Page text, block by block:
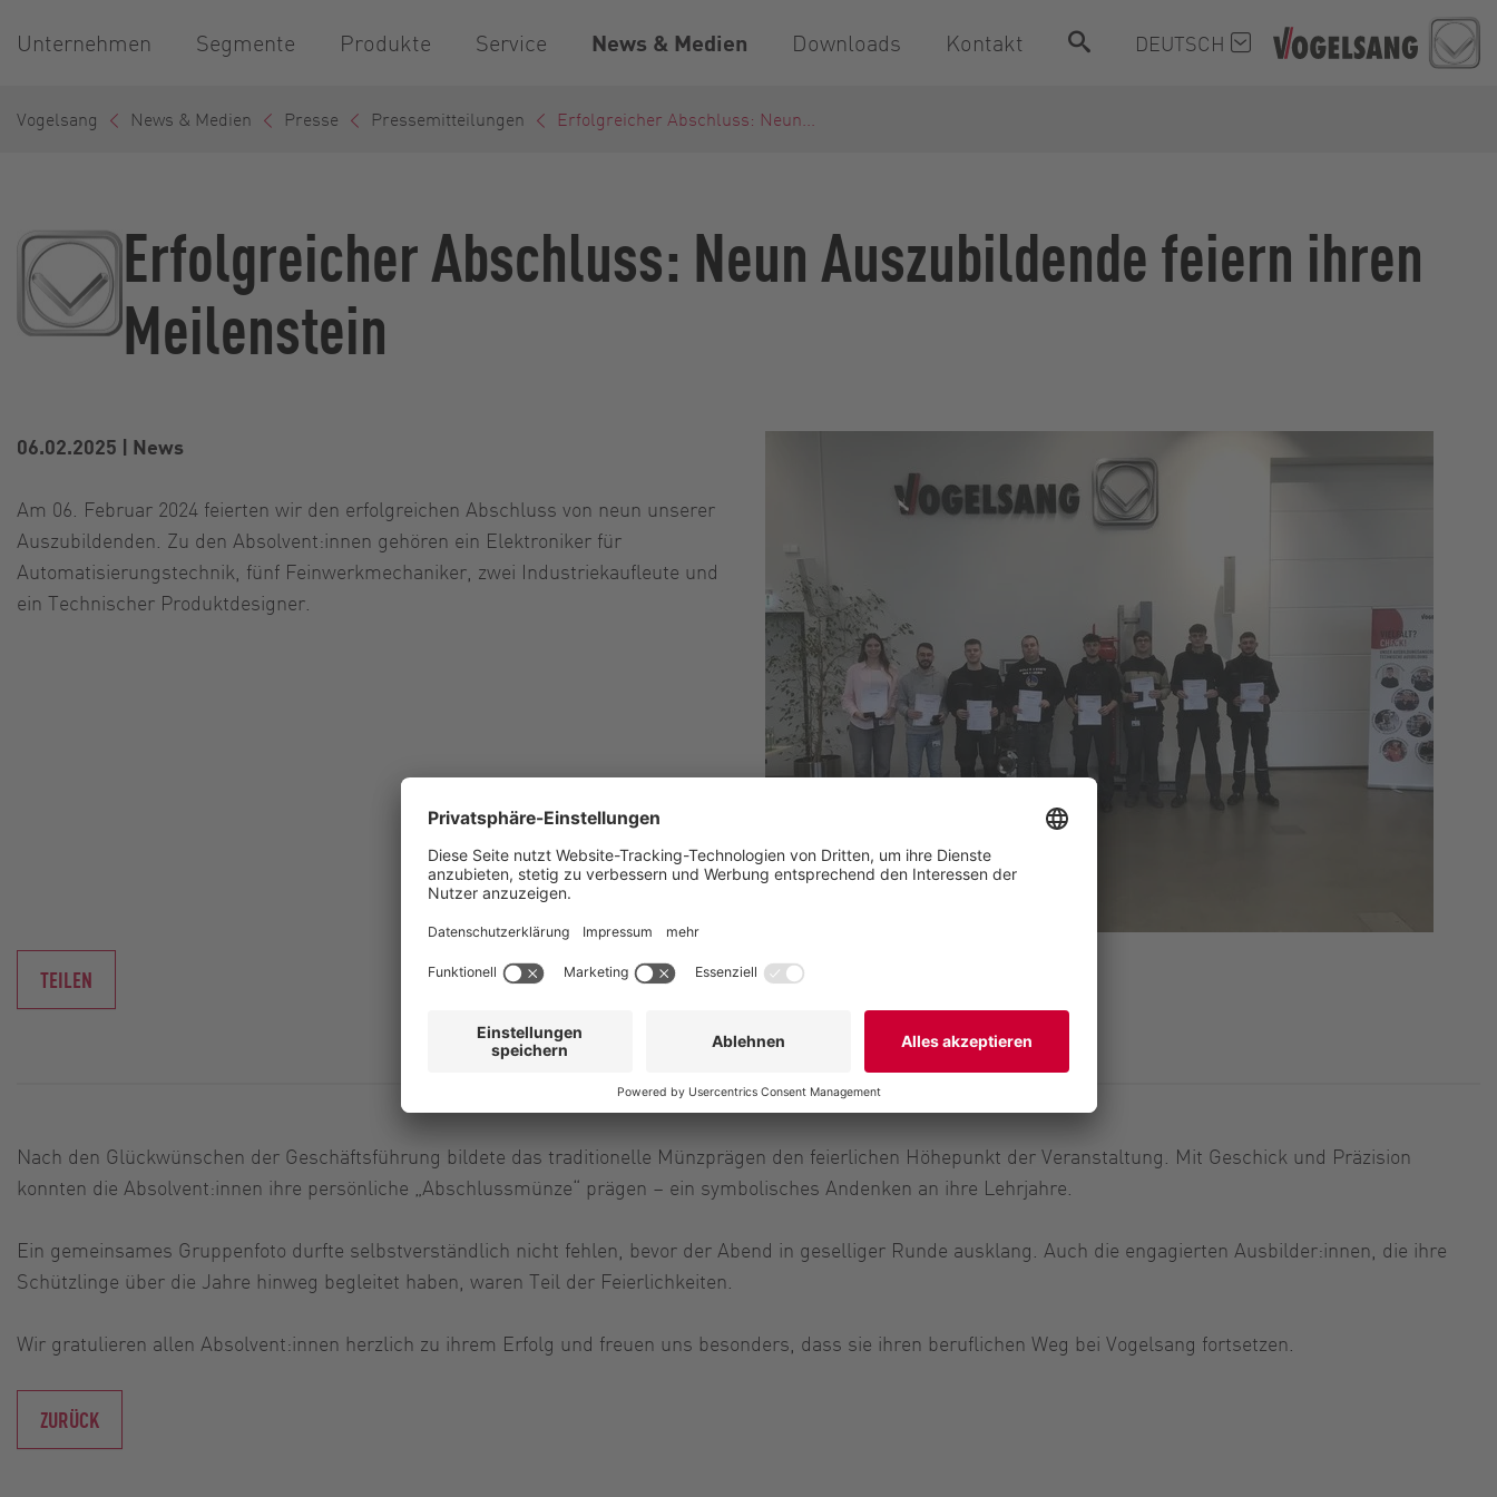
Unternehmen Segmente Produkte Service News & Medien Downloads Kontakt DEUTSCH
Vogelsang News & Medien Presse Pressemitteilungen Erfolgreicher Abschluss: Neun...
Erfolgreicher Abschluss: Neun Auszubildende feiern ihren
Meilenstein
06.02.2025 | News
Am 06. Februar 2024 feierten wir den erfolgreichen Abschluss von neun unserer
Auszubildenden. Zu den Absolvent:innen gehören ein Elektroniker für
Automatisierungstechnik, fünf Feinwerkmechaniker, zwei Industriekaufleute und
ein Technischer Produktdesigner.
TEILEN
Nach den Glückwünschen der Geschäftsführung bildete das traditionelle Münzprägen den feierlichen Höhepunkt der Veranstaltung. Mit Geschick und Präzision
konnten die Absolvent:innen ihre persönliche „Abschlussmünze“ prägen – ein symbolisches Andenken an ihre Lehrjahre.
Ein gemeinsames Gruppenfoto durfte selbstverständlich nicht fehlen, bevor der Abend in geselliger Runde ausklang. Auch die engagierten Ausbilder:innen, die ihre
Schützlinge über die Jahre hinweg begleitet haben, waren Teil der Feierlichkeiten.
Wir gratulieren allen Absolvent:innen herzlich zu ihrem Erfolg und freuen uns besonders, dass sie ihren beruflichen Weg bei Vogelsang fortsetzen.
ZURÜCK